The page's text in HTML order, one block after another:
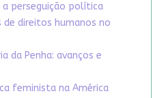
a perseguição política
direitos humanos no
da Penha: avanços e
feminista na América